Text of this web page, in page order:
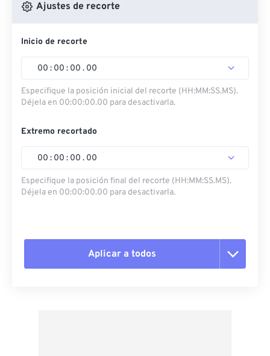
Ajustes de recorte
Inicio de recorte
00 : 00 : 00 . 00
Especifique la posición inicial del recorte (HH:MM:SS.MS).
Déjela en 00:00:00.00 para desactivarla.
Extremo recortado
00 : 00 : 00 . 00
Especifique la posición final del recorte (HH:MM:SS.MS).
Déjela en 00:00:00.00 para desactivarla.
Aplicar a todos